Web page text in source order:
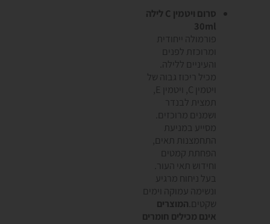
סרום ויטמין C לילה
30ml
פורמולה ייחודית
ומרוכזת לפנים
והעיניים ללילה.
מכיל ריכוז גבוה של
ויטמין C, ויטמין E,
תמצית לבנדר
ושמנים מרוכזים.
מסייע במניעת
התחמצנות תאים,
הפחתת קמטים
וחידוש תאי העור.
בעל ניחוח מרגיע
ונשימה עמוקה וימים
שקטים. המוצרים
אינם מכילים חומרים